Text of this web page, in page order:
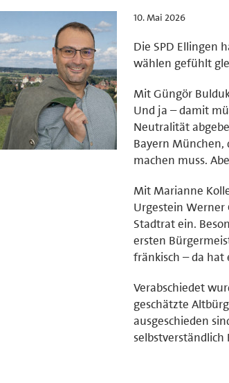
10. Mai 2026
Die SPD Ellingen
wählen gefühlt
Mit Güngör
Und ja – damit
Neutralität
Bayern München,
machen muss.
Mit Marianne
Urgestein Werner
Stadtrat ein.
ersten
fränkisch – da hat
Verabschiedet
geschätzte
ausgeschieden
selbstverständlich